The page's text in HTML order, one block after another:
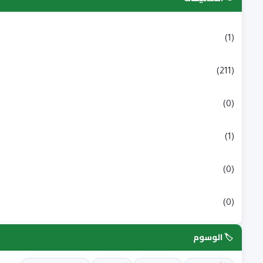
(1)
(211)
(0)
(1)
(0)
(0)
🏷️ الوسوم